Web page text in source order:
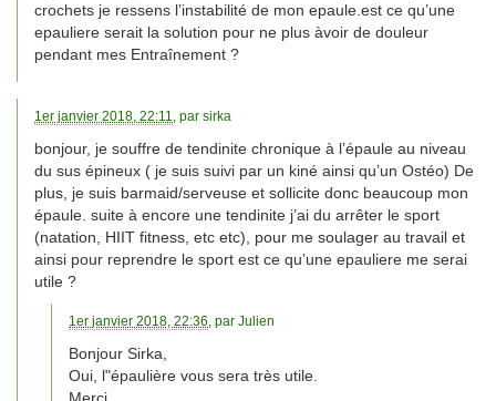
crochets je ressens l’instabilité de mon epaule.est ce qu’une
epauliere serait la solution pour ne plus àvoir de douleur
pendant mes Entraînement ?
1er janvier 2018, 22:11, par sirka
bonjour, je souffre de tendinite chronique à l’épaule au niveau
du sus épineux ( je suis suivi par un kiné ainsi qu’un Ostéo) De
plus, je suis barmaid/serveuse et sollicite donc beaucoup mon
épaule. suite à encore une tendinite j’ai du arrêter le sport
(natation, HIIT fitness, etc etc), pour me soulager au travail et
ainsi pour reprendre le sport est ce qu’une epauliere me serai
utile ?
1er janvier 2018, 22:36, par Julien
Bonjour Sirka,
Oui, l"épaulière vous sera très utile.